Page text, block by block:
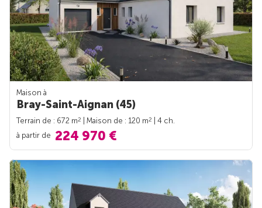
Maison à
Bray-Saint-Aignan (45)
Terrain de : 672 m2 | Maison de : 120 m2
| 4 ch.
à partir de 224 970 €